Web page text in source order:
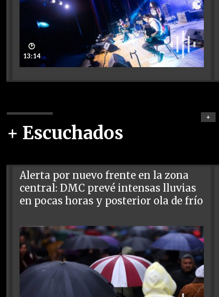
🕑
13:14
+ Escuchados
+
Alerta por nuevo frente en la zona
central: DMC prevé intensas lluvias
en pocas horas y posterior ola de frío